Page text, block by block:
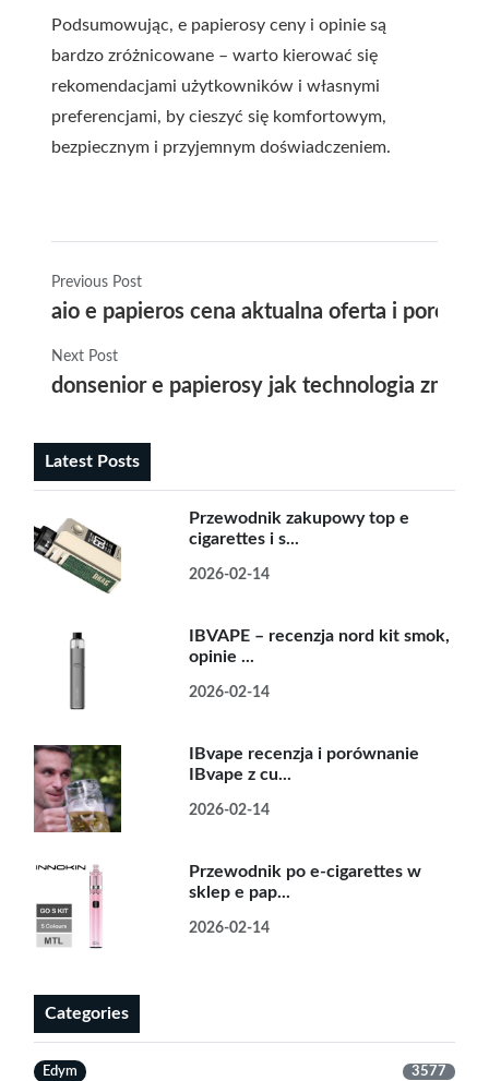
Podsumowując, e papierosy ceny i opinie są
bardzo zróżnicowane – warto kierować się
rekomendacjami użytkowników i własnymi
preferencjami, by cieszyć się komfortowym,
bezpiecznym i przyjemnym doświadczeniem.
Previous Post
aio e papieros cena aktualna oferta i
Next Post
donsenior e papierosy jak technologia
Latest Posts
Przewodnik zakupowy top e
cigarettes i s...
2026-02-14
IBVAPE – recenzja nord kit smok,
opinie ...
2026-02-14
IBvape recenzja i porównanie
IBvape z cu...
2026-02-14
Przewodnik po e-cigarettes w
sklep e pap...
2026-02-14
Categories
Edym 3577